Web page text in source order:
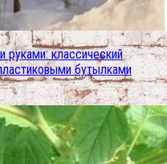
классический
бутылками